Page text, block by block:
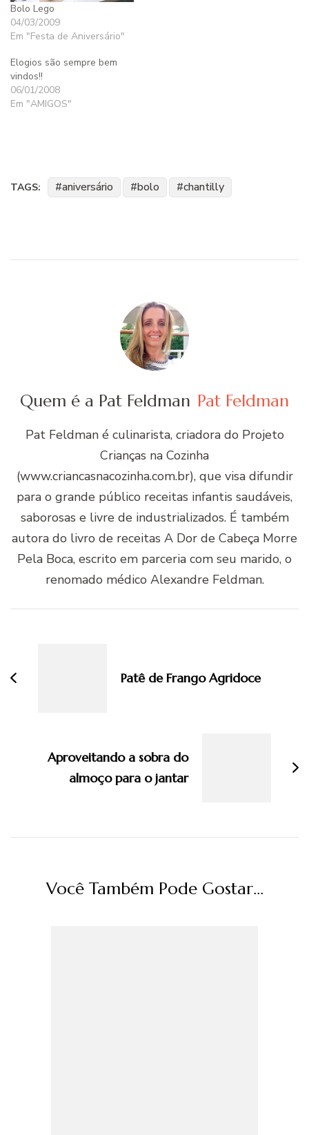
Bolo Lego
04/03/2009
Em "Festa de Aniversário"
Elogios são sempre bem
vindos!!
06/01/2008
Em "AMIGOS"
TAGS: aniversário bolo chantilly
Quem é a Pat Feldman Pat Feldman
Pat Feldman é culinarista, criadora do Projeto
Crianças na Cozinha
(www.criancasnacozinha.com.br), que visa difundir
para o grande público receitas infantis saudáveis,
saborosas e livre de industrializados. É também
autora do livro de receitas A Dor de Cabeça Morre
Pela Boca, escrito em parceria com seu marido, o
renomado médico Alexandre Feldman.
Patê de Frango Agridoce
Aproveitando a sobra do
almoço para o jantar
Você Também Pode Gostar...